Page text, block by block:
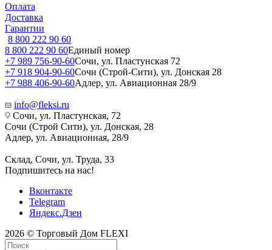
Оплата
Доставка
Гарантии
8 800 222 90 60
8 800 222 90 60Единый номер
+7 989 756-90-60Сочи, ул. Пластунская 72
+7 918 904-90-60Сочи (Строй-Сити), ул. Донская 28
+7 988 406-90-60Адлер, ул. Авиационная 28/9
info@fleksi.ru
Сочи, ул. Пластунская, 72
Сочи (Строй Сити), ул. Донская, 28
Адлер, ул. Авиационная, 28/9
Склад, Сочи, ул. Труда, 33
Подпишитесь на нас!
Вконтакте
Telegram
Яндекс.Дзен
2026 © Торговый Дом FLEXI